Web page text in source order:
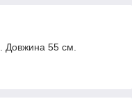
Довжина 55 см.